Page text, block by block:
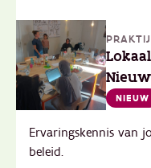
NIEUW
Ervaringskennis van
beleid.